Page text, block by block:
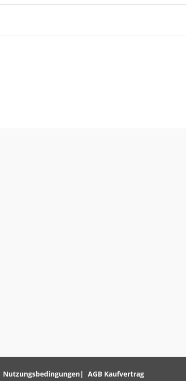
Nutzungsbedingungen
AGB Kaufvertrag